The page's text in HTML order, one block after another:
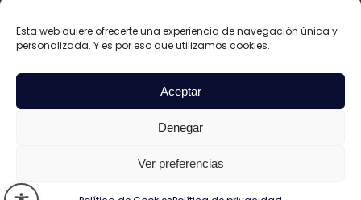
Abrir barra de herramientas
Esta web quiere ofrecerte una experiencia de navegación única y
personalizada. Y es por eso que utilizamos cookies.
Aceptar
Denegar
Ver preferencias